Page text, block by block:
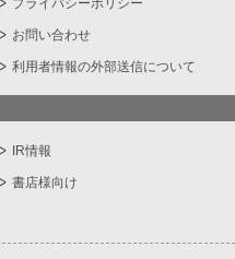
お問い合わせ
利用者情報の外部送信について
IR情報
書店様向け